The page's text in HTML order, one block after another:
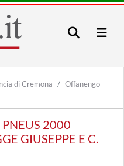
di Cremona
Offanengo
PNEUS 2000
GIUSEPPE E C.